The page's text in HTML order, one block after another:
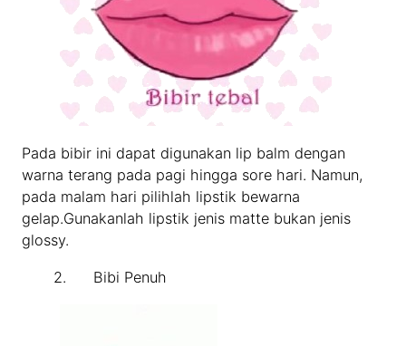
Pada bibir ini dapat digunakan lip balm dengan
warna terang pada pagi hingga sore hari. Namun,
pada malam hari pilihlah lipstik bewarna
gelap.Gunakanlah lipstik jenis matte bukan jenis
glossy.
2. Bibi Penuh